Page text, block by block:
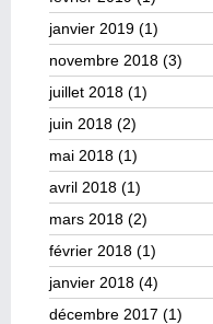
janvier 2019 (1)
novembre 2018 (3)
juillet 2018 (1)
juin 2018 (2)
mai 2018 (1)
avril 2018 (1)
mars 2018 (2)
février 2018 (1)
janvier 2018 (4)
décembre 2017 (1)